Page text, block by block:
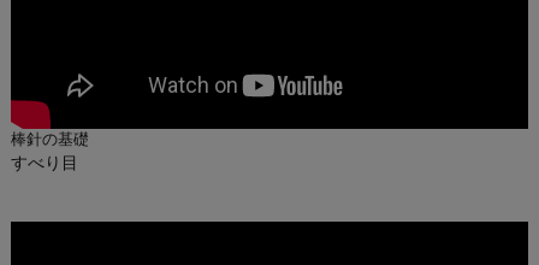
棒針の基礎
すべり目